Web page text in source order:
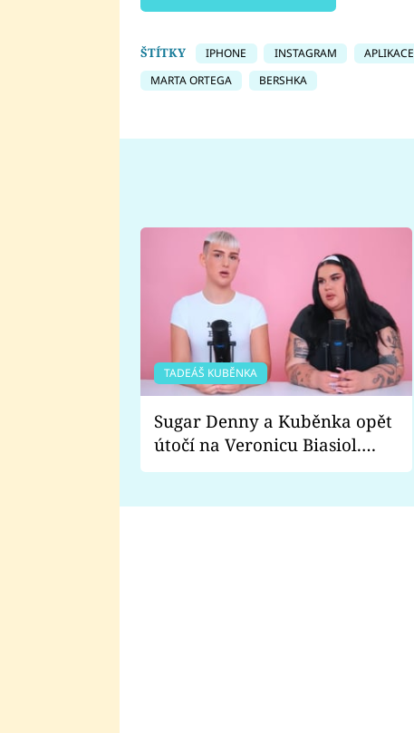
ŠTÍTKY IPHONE INSTAGRAM APLIKACE
MARTA ORTEGA
BERSHKA
TADEÁŠ KUBĚNKA
Sugar Denny a Kuběnka opět
útočí na Veronicu Biasiol.
Proč je podle nich falešná a